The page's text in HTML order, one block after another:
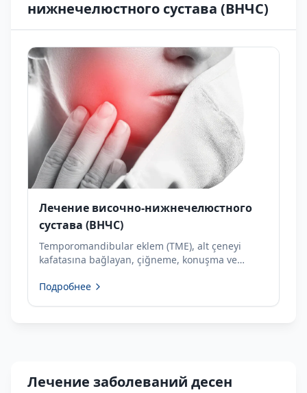
нижнечелюстного сустава (ВНЧС)
Лечение височно-нижнечелюстного
сустава (ВНЧС)
Temporomandibular eklem (TME), alt çeneyi
kafatasına bağlayan, çiğneme, konuşma ve
ve dinamik bir eklemdir. Çene eklemi
Подробнее
Лечение заболеваний десен